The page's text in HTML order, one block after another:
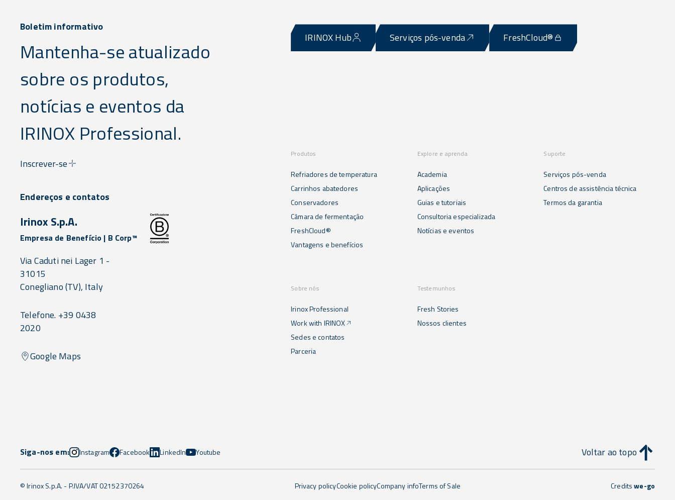
Boletim informativo
Mantenha-se atualizado
sobre os produtos,
notícias e eventos da
IRINOX Professional.
Inscrever-se
IRINOX Hub Serviços pós-venda FreshCloud®
Produtos
Refriadores de temperatura
Carrinhos abatedores
Conservadores
Câmara de fermentação
FreshCloud®
Vantagens e benefícios
Explore e aprenda
Academia
Aplicações
Guias e tutoriais
Consultoria especializada
Notícias e eventos
Suporte
Serviços pós-venda
Centros de assistência técnica
Termos da garantia
Sobre nós
Irinox Professional
Work with IRINOX
Sedes e contatos
Parceria
Testemunhos
Fresh Stories
Nossos clientes
Endereços e contatos
Irinox S.p.A.
Empresa de Benefício | B Corp™
Via Caduti nei Lager 1 -
31015
Conegliano(TV), Italy
Telefone. +39 0438
2020
Google Maps
Siga-nos em: Instagram Facebook LinkedIn Youtube Voltar ao topo
© Irinox S.p.A. - P.IVA/VAT 02152370264 Privacy policyCookie policyCompany infoTerms of Sale Creditswe-go